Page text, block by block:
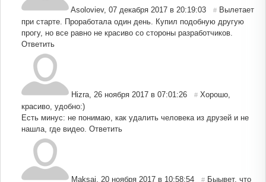
Asoloviev, 07 декабря 2017 в 20:19:03 # Вылетает
при старте. Проработала один день. Купил подобную другую
прогу, но все равно не красиво со стороны разработчиков.
Ответить
Hizra 26 ноября 2017 в 07:01:26 # Хорошо,
красиво, удобно:)
Есть минус: не понимаю, как удалить человека из друзей и не
нашла, где видео. Ответить
Maksai 20 ноября 2017 в 10:58:54 # Быывет, что